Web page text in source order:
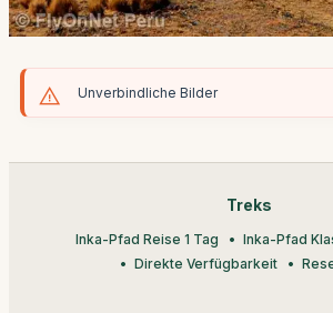
Unverbindliche Bilder
Treks
Inka-Pfad Reise 1 Tag
Inka-Pfad
Direkte Verfügbarkeit